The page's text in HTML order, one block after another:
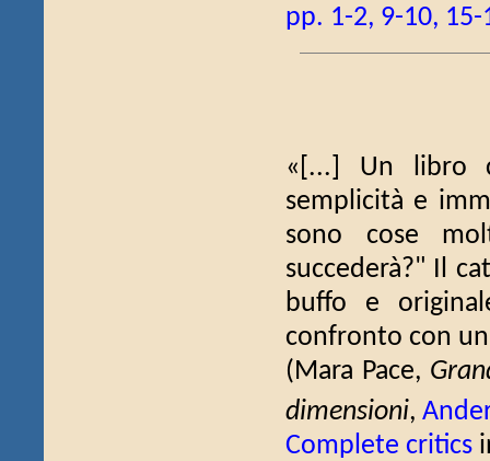
pp. 1-2, 9-10, 15-
«[...] Un libro
semplicità e
sono cose
succederà?" Il
buffo e
confronto con
(Mara Pace,
dimensioni,
Complete critics